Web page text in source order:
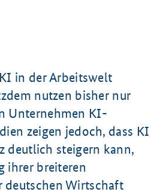
in der Arbeitswelt
nutzen bisher nur
Unternehmen KI-
zeigen jedoch, dass KI
deutlich steigern kann,
ihrer breiteren
deutschen Wirtschaft